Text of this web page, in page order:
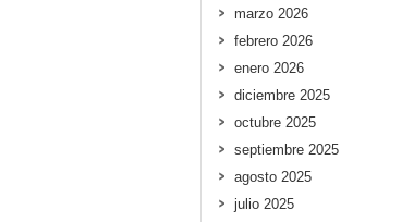
marzo 2026
febrero 2026
enero 2026
diciembre 2025
octubre 2025
septiembre 2025
agosto 2025
julio 2025